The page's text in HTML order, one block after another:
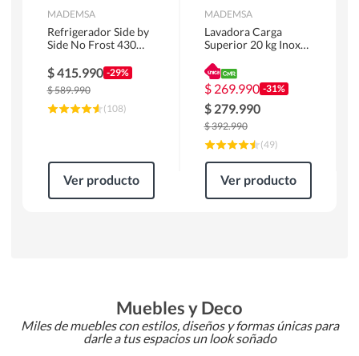
MADEMSA
Refrigerador Side by
Side No Frost 430
MAS430B
$415.990 -29%
$589.990
(108)
Ver producto
MADEMSA
Lavadora Carga
Superior 20 kg Inox
$ 269.990 -31%
$ 279.990
$392.990
(49)
Ver producto
Muebles y Deco
Miles de muebles con estilos, diseños y formas únicas para
darle a tus espacios un look soñado